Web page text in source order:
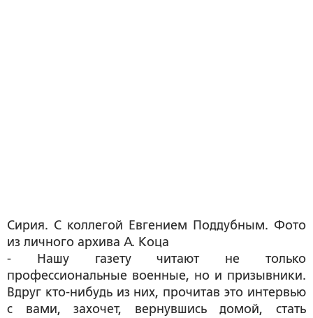
Сирия. С коллегой Евгением Поддубным. Фото
из личного архива А. Коца
-
Нашу газету читают не только
профессиональные военные, но и призывники.
Вдруг кто-нибудь из них, прочитав это интервью
с вами, захочет, вернувшись домой, стать